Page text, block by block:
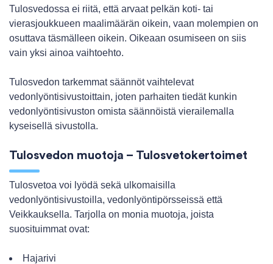
Tulosvedossa ei riitä, että arvaat pelkän koti- tai
vierasjoukkueen maalimäärän oikein, vaan molempien on
osuttava täsmälleen oikein. Oikeaan osumiseen on siis
vain yksi ainoa vaihtoehto.
Tulosvedon tarkemmat säännöt vaihtelevat
vedonlyöntisivustoittain, joten parhaiten tiedät kunkin
vedonlyöntisivuston omista säännöistä vierailemalla
kyseisellä sivustolla.
Tulosvedon muotoja – Tulosvetokertoimet
Tulosvetoa voi lyödä sekä ulkomaisilla
vedonlyöntisivustoilla, vedonlyöntipörsseissä että
Veikkauksella. Tarjolla on monia muotoja, joista
suosituimmat ovat:
Hajarivi